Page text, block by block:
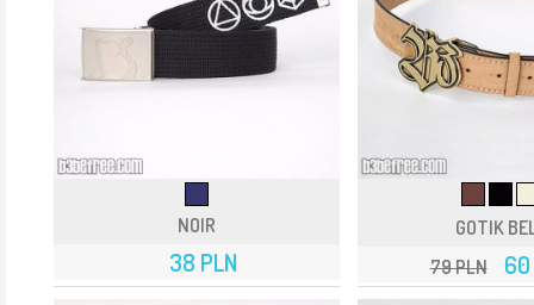
NOIR
38 PLN
GOTIK
79 PLN
60